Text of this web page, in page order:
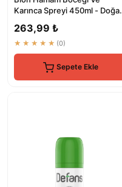
Karınca Spreyi 450ml - Doğal
263,99 ₺
★★★★★ (0)
Sepete Ekle